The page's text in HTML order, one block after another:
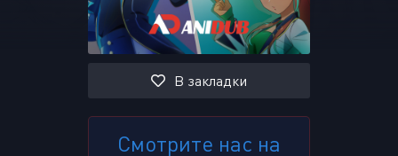
В закладки
Смотрите нас на